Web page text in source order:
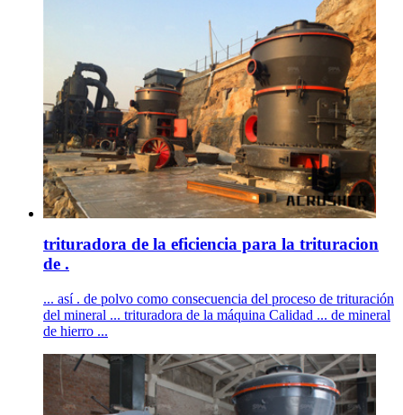
trituradora de la eficiencia para la trituracion
de .
... así . de polvo como consecuencia del proceso de trituración
del mineral ... trituradora de la máquina Calidad ... de mineral
de hierro ...